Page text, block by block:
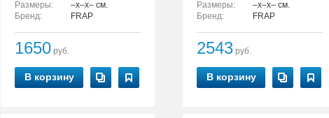
Размеры:
–x–x– см.
Бренд:
FRAP
1650 руб.
В корзину
Размеры:
–x–x– см.
Бренд:
FRAP
2543 руб.
В корзину